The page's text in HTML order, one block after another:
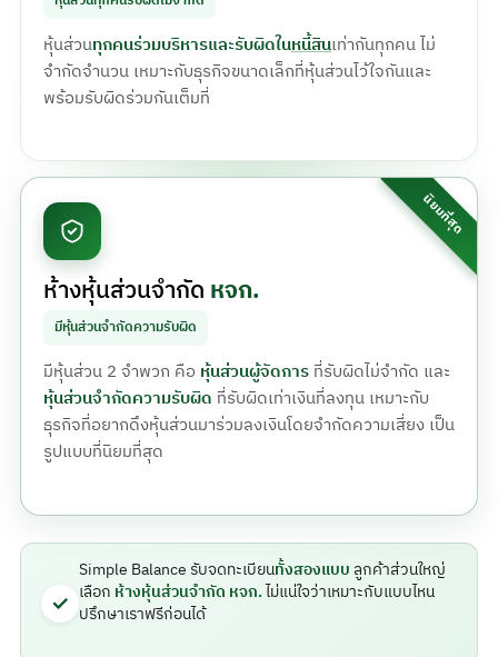
หุ้นส่วนทุกคนร่วมบริหารและรับผิดในหนี้สินเท่ากันทุกคน ไม่
จำกัดจำนวน เหมาะกับธุรกิจขนาดเล็กที่หุ้นส่วนไว้ใจกันและ
พร้อมรับผิดร่วมกันเต็มที่
ห้างหุ้นส่วนจำกัด หจก.
มีหุ้นส่วนจำกัดความรับผิด
มีหุ้นส่วน 2 จำพวก คือ หุ้นส่วนผู้จัดการ ที่รับผิดไม่จำกัด และ
หุ้นส่วนจำกัดความรับผิด ที่รับผิดเท่าเงินที่ลงทุน เหมาะกับ
ธุรกิจที่อยากดึงหุ้นส่วนมาร่วมลงเงินโดยจำกัดความเสี่ยง เป็น
รูปแบบที่นิยมที่สุด
Simple Balance รับจดทะเบียนทั้งสองแบบ ลูกค้าส่วนใหญ่
เลือก ห้างหุ้นส่วนจำกัด หจก.ไม่แน่ใจว่าเหมาะกับแบบไหน
ปรึกษาเราฟรีก่อนได้